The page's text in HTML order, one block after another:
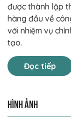
được thành lập
hàng đầu về
với nhiệm vụ
tạo.
Đọc tiếp
Hình ảnh